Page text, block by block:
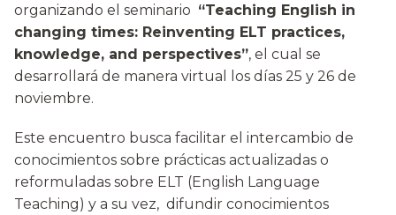
organizando el seminario “Teaching English in
changing times: Reinventing ELT practices,
knowledge, and perspectives”, el cual se
desarrollará de manera virtual los días 25 y 26 de
noviembre.
Este encuentro busca facilitar el intercambio de
conocimientos sobre prácticas actualizadas o
reformuladas sobre ELT (English Language
Teaching) y a su vez, difundir conocimientos